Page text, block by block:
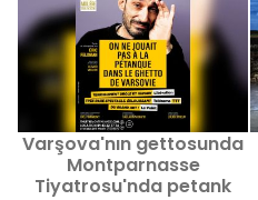
Varşova'nın gettosunda
Montparnasse
Tiyatrosu'nda petank